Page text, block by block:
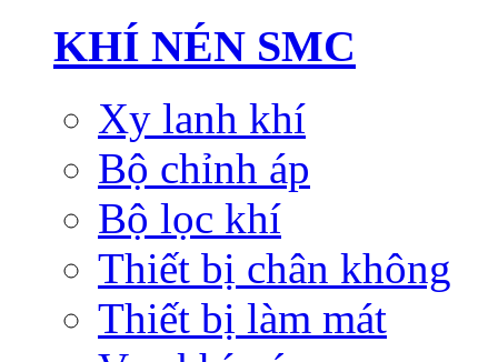
KHÍ NÉN SMC
Xy lanh khí
Bộ chỉnh áp
Bộ lọc khí
Thiết bị chân không
Thiết bị làm mát